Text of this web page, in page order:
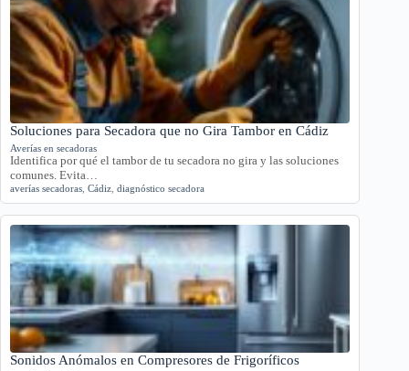
Soluciones para Secadora que no Gira Tambor en Cádiz
Averías en secadoras
Identifica por qué el tambor de tu secadora no gira y las soluciones
comunes. Evita…
averías secadoras Cádiz diagnóstico secadora
Sonidos Anómalos en Compresores de Frigoríficos